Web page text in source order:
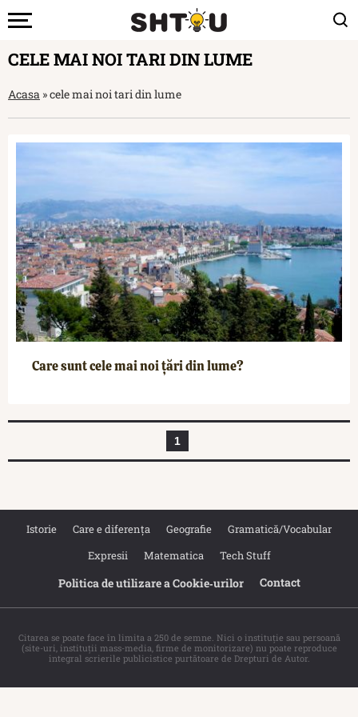
CELE MAI NOI TARI DIN LUME
Acasa »cele mai noi tari din lume
Care sunt cele mai noi țări din lume?
1
Istorie Care e diferența Geografie
Gramatică/Vocabular
Expresii
Matematica Tech Stuff
Politica de utilizare a Cookie‐urilor Contact
Citarea se poate face în limita a 250 de semne. Nici o instituţie sau persoană
(site-uri, instituţii mass-media, firme de monitorizare) nu poate reproduce
integral scrierile publicistice purtătoare de Drepturi de Autor.